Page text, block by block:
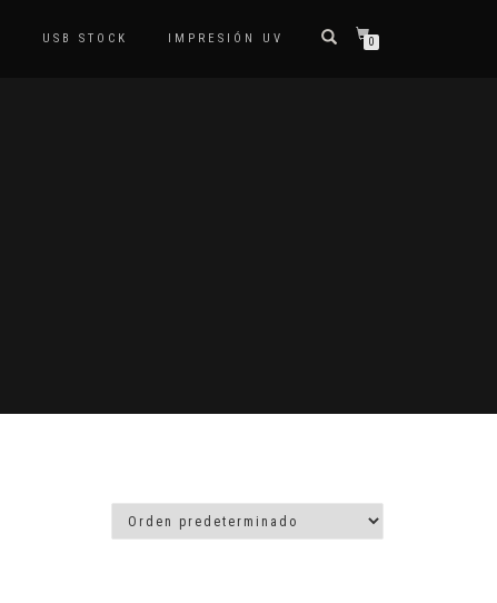
USB STOCK IMPRESIÓN UV 0